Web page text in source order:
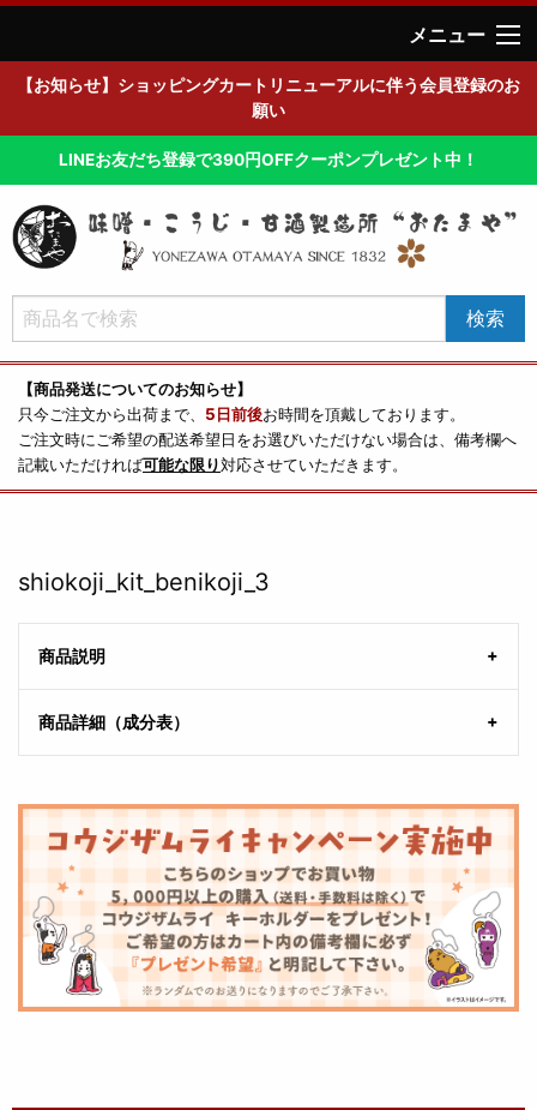
メニュー
【お知らせ】ショッピングカートリニューアルに伴う会員登録のお
願い
LINEお友だち登録で390円OFFクーポンプレゼント中！
【商品発送についてのお知らせ】
只今ご注文から出荷まで、 5日前後お時間を頂戴しております。
ご注文時にご希望の配送希望日をお選びいただけない場合は、備考欄へ
記載いただければ可能な限り対応させていただきます。
shiokoji_kit_benikoji_3
商品説明
商品詳細（成分表）